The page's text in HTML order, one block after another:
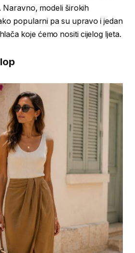
Naravno, modeli širokih
popularni pa su upravo i jedan
koje ćemo nositi cijelog ljeta.